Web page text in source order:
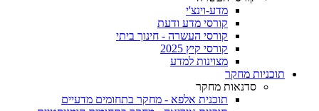
מדע-וינצ'י
קורסי מדע ודעת
קורסי העשרה - חינוך ביתי
קורסי קיץ 2025
מצוינות למדע
תוכניות מחקר
סדנאות מחקר
תוכנית אלפא - מחקר בתחומים מדעיים